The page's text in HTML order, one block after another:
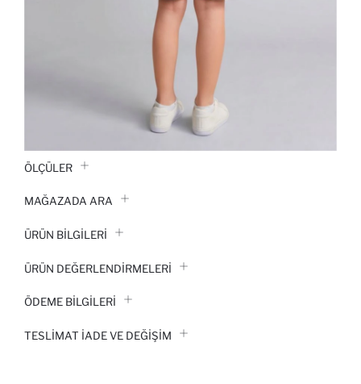
ÖLÇÜLER
MAĞAZADA ARA
ÜRÜN BILGILERI
ÜRÜN DEĞERLENDİRMELERİ
ÖDEME BİLGİLERİ
TESLIMAT İADE VE DEĞIŞIM